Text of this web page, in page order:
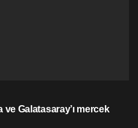
Galatasaray’ı mercek